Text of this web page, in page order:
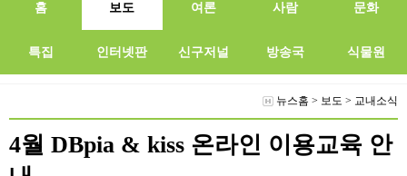
홈 보도 여론 사람 문화
특집 인터넷판 신구저널 방송국 식물원
뉴스홈 > 보도 > 교내소식
4월 DBpia & kiss 온라인 이용교육 안